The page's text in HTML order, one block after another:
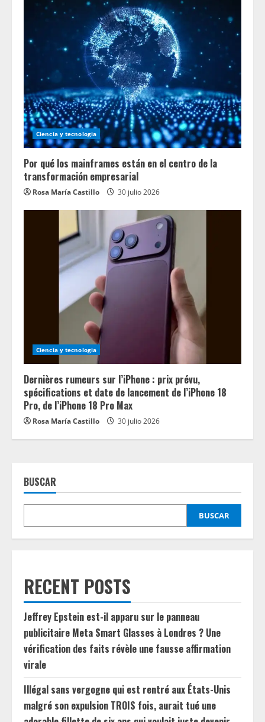
Ciencia y tecnologia
Por qué los mainframes están en el centro de la
transformación empresarial
Rosa María Castillo 30 julio 2026
Ciencia y tecnologia
Dernières rumeurs sur l’iPhone : prix prévu,
spécifications et date de lancement de l’iPhone 18
Pro, de l’iPhone 18 Pro Max
Rosa María Castillo 30 julio 2026
BUSCAR
BUSCAR
RECENT POSTS
Jeffrey Epstein est-il apparu sur le panneau
publicitaire Meta Smart Glasses à Londres ? Une
vérification des faits révèle une fausse affirmation
virale
Illégal sans vergogne qui est rentré aux États-Unis
malgré son expulsion TROIS fois, aurait tué une